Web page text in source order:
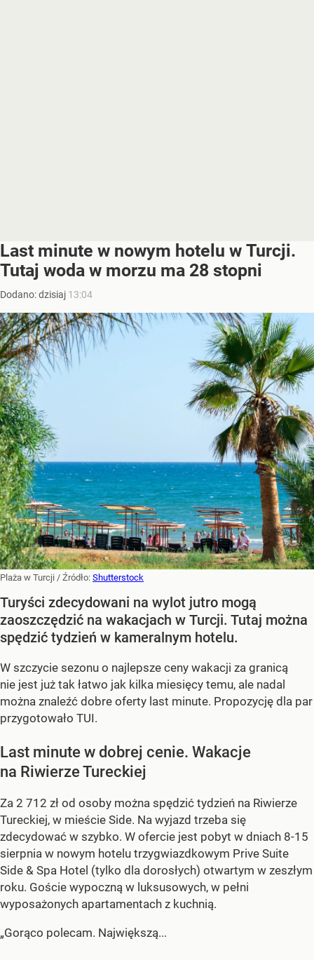
Last minute w nowym hotelu w Turcji.
Tutaj woda w morzu ma 28 stopni
Dodano:dzisiaj 13:04
Plaża w Turcji / Źródło: Shutterstock
Turyści zdecydowani na wylot jutro mogą
zaoszczędzić na wakacjach w Turcji. Tutaj można
spędzić tydzień w kameralnym hotelu.
W szczycie sezonu o najlepsze ceny wakacji za granicą
nie jest już tak łatwo jak kilka miesięcy temu, ale nadal
można znaleźć dobre oferty last minute. Propozycję dla par
przygotowało TUI.
Last minute w dobrej cenie. Wakacje
na Riwierze Tureckiej
Za 2 712 zł od osoby można spędzić tydzień na Riwierze
Tureckiej, w mieście Side. Na wyjazd trzeba się
zdecydować w szybko. W ofercie jest pobyt w dniach 8-15
sierpnia w nowym hotelu trzygwiazdkowym Prive Suite
Side & Spa Hotel (tylko dla dorosłych) otwartym w zeszłym
roku. Goście wypoczną w luksusowych, w pełni
wyposażonych apartamentach z kuchnią.
„Gorąco polecam. Największą...